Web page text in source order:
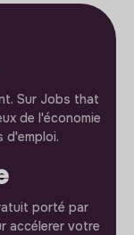
Sur Jobs that
de l'économie
d'emploi.
porté par
accélerer votre